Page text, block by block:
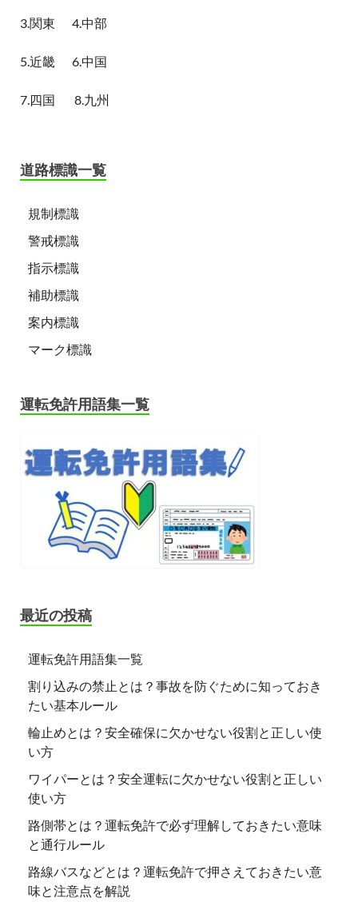
3.関東 4.中部
5.近畿 6.中国
7.四国 8.九州
道路標識一覧
規制標識
警戒標識
指示標識
補助標識
案内標識
マーク標識
運転免許用語集一覧
最近の投稿
運転免許用語集一覧
割り込みの禁止とは？事故を防ぐために知っておき
たい基本ルール
輪止めとは？安全確保に欠かせない役割と正しい使
い方
ワイパーとは？安全運転に欠かせない役割と正しい
使い方
路側帯とは？運転免許で必ず理解しておきたい意味
と通行ルール
路線バスなどとは？運転免許で押さえておきたい意
味と注意点を解説